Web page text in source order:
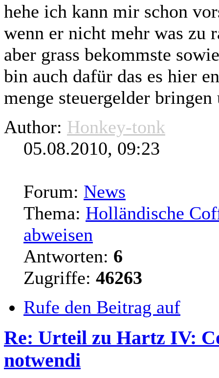
hehe ich kann mir schon
wenn er nicht mehr was zu
aber grass bekommste
bin auch dafür das es hier
menge steuergelder
Author: Honkey-tonk
05.08.2010, 09:23
Forum: News
Thema: Holländische
abweisen
Antworten: 6
Zugriffe: 46263
Rufe den Beitrag auf
Re: Urteil zu Hartz IV:
notwendi